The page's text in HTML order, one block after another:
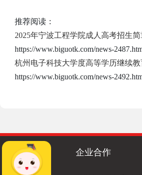
推荐阅读：
2025年宁波工程学院成人高考招生
https://www.biguotk.com/news-
杭州电子科技大学度高等学历继续
https://www.biguotk.com/news-
企业合作